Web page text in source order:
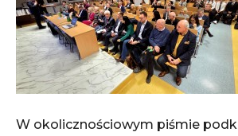
W okolicznościowym piśmie